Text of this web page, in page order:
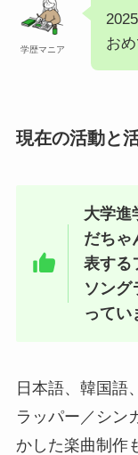
学歴マニア
お
現在の活動と
大学進
だちゃ
表する
ソング
ってい
日本語、韓国語
ラッパー／シン
かした楽曲制作